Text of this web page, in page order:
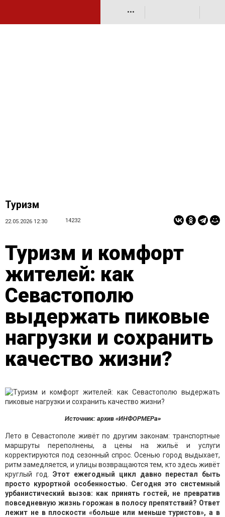
•••
Туризм
22.05.2026 12:30 14232
Туризм и комфорт
жителей: как
Севастополю
выдержать пиковые
нагрузки и сохранить
качество жизни?
Источник: архив «ИНФОРМЕРа»
Лето в Севастополе живёт по другим законам: транспортные
маршруты переполнены, а цены на жильё и услуги
корректируются под сезонный спрос. Осенью город выдыхает,
ритм замедляется, и улицы возвращаются тем, кто здесь живёт
круглый год.
Этот ежегодный цикл давно перестал быть
просто курортной особенностью. Сегодня это системный
урбанистический вызов: как принять гостей, не превратив
повседневную жизнь горожан в полосу препятствий? Ответ
лежит не в плоскости «больше или меньше туристов», а в